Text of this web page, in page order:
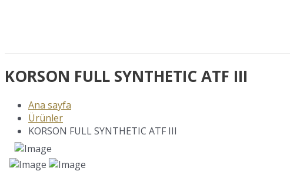
KORSON FULL SYNTHETIC ATF III
Ana sayfa
Ürünler
KORSON FULL SYNTHETIC ATF III